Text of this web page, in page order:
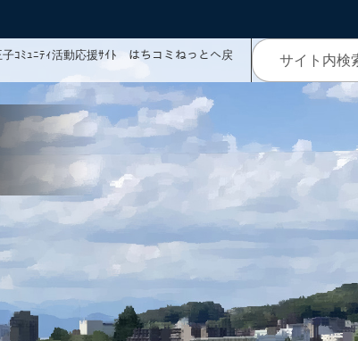
子ｺﾐｭﾆﾃｨ活動応援ｻｲﾄ はちコミねっとへ戻